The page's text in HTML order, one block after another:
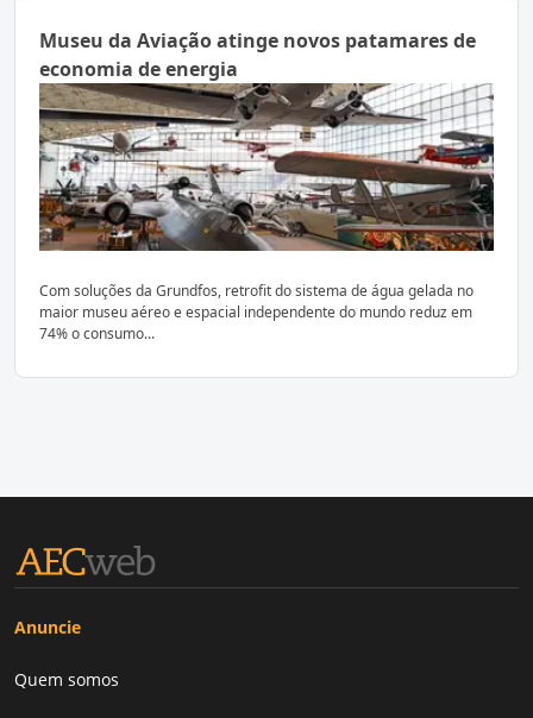
Museu da Aviação atinge novos patamares de
economia de energia
Com soluções da Grundfos, retrofit do sistema de água gelada no
maior museu aéreo e espacial independente do mundo reduz em
74% o consumo...
Anuncie
Quem somos